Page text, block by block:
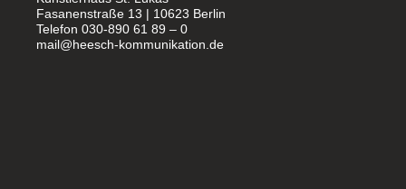
Fasanenstraße 13 | 10623 Berlin
Telefon 030-890 61 89 – 0
mail@heesch-kommunikation.de